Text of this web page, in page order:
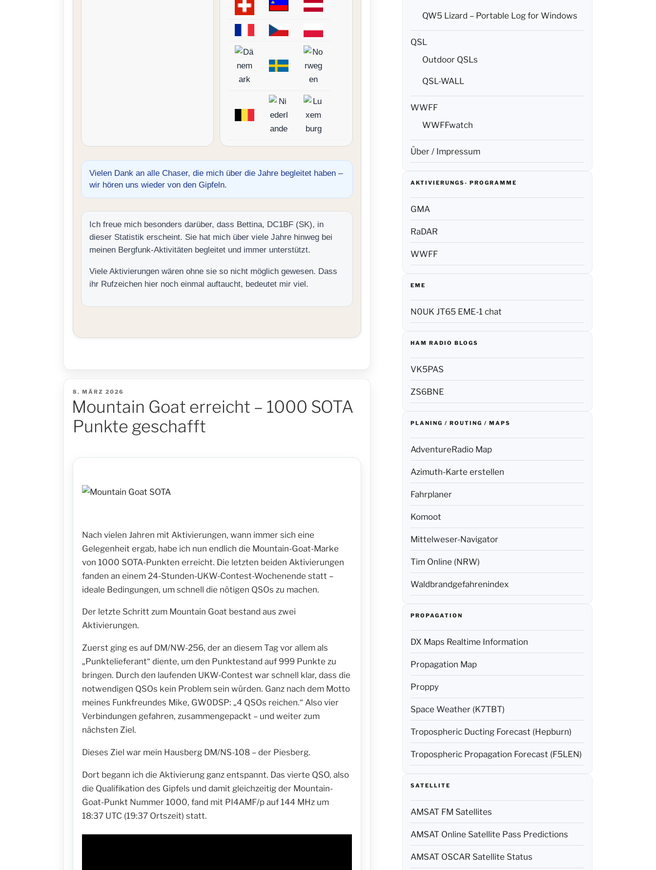
Vielen Dank an alle Chaser, die mich über die Jahre begleitet haben –
wir hören uns wieder von den Gipfeln.
Ich freue mich besonders darüber, dass Bettina, DC1BF (SK), in
dieser Statistik erscheint. Sie hat mich über viele Jahre hinweg bei
meinen Bergfunk-Aktivitäten begleitet und immer unterstützt.
Viele Aktivierungen wären ohne sie so nicht möglich gewesen. Dass
ihr Rufzeichen hier noch einmal auftaucht, bedeutet mir viel.
VERÖFFENTLICHT
AM
8. MÄRZ 2026
Mountain Goat erreicht – 1000 SOTA
Punkte geschafft
Nach vielen Jahren mit Aktivierungen, wann immer sich eine
Gelegenheit ergab, habe ich nun endlich die Mountain-Goat-Marke
von 1000 SOTA-Punkten erreicht. Die letzten beiden Aktivierungen
fanden an einem 24-Stunden-UKW-Contest-Wochenende statt –
ideale Bedingungen, um schnell die nötigen QSOs zu machen.
Der letzte Schritt zum Mountain Goat bestand aus zwei
Aktivierungen.
Zuerst ging es auf DM/NW-256, der an diesem Tag vor allem als
„Punktelieferant“ diente, um den Punktestand auf 999 Punkte zu
bringen. Durch den laufenden UKW-Contest war schnell klar, dass die
notwendigen QSOs kein Problem sein würden. Ganz nach dem Motto
meines Funkfreundes Mike, GW0DSP: „4 QSOs reichen.“ Also vier
Verbindungen gefahren, zusammengepackt – und weiter zum
nächsten Ziel.
Dieses Ziel war mein Hausberg DM/NS-108 – der Piesberg.
Dort begann ich die Aktivierung ganz entspannt. Das vierte QSO, also
die Qualifikation des Gipfels und damit gleichzeitig der Mountain-
Goat-Punkt Nummer 1000, fand mit PI4AMF/p auf 144 MHz um
18:37 UTC (19:37 Ortszeit) statt.
QW5 Lizard – Portable Log for Windows
QSL
Outdoor QSLs
QSL-WALL
WWFF
WWFFwatch
Über / Impressum
AKTIVIERUNGS- PROGRAMME
GMA
RaDAR
WWFF
EME
N0UK JT65 EME-1 chat
HAM RADIO BLOGS
VK5PAS
ZS6BNE
PLANING / ROUTING / MAPS
AdventureRadio Map
Azimuth-Karte erstellen
Fahrplaner
Komoot
Mittelweser-Navigator
Tim Online (NRW)
Waldbrandgefahrenindex
PROPAGATION
DX Maps Realtime Information
Propagation Map
Proppy
Space Weather (K7TBT)
Tropospheric Ducting Forecast (Hepburn)
Tropospheric Propagation Forecast (F5LEN)
SATELLITE
AMSAT FM Satellites
AMSAT Online Satellite Pass Predictions
AMSAT OSCAR Satellite Status